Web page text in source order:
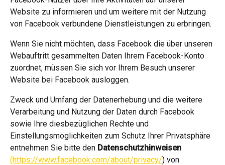
Website zu informieren und um weitere mit der Nutzung
von Facebook verbundene Dienstleistungen zu erbringen.
Wenn Sie nicht möchten, dass Facebook die über unseren
Webauftritt gesammelten Daten Ihrem Facebook-Konto
zuordnet, müssen Sie sich vor Ihrem Besuch unserer
Website bei Facebook ausloggen.
Zweck und Umfang der Datenerhebung und die weitere
Verarbeitung und Nutzung der Daten durch Facebook
sowie Ihre diesbezüglichen Rechte und
Einstellungsmöglichkeiten zum Schutz Ihrer Privatsphäre
entnehmen Sie bitte den Datenschutzhinweisen
(https://www.facebook.com/about/privacy/) von